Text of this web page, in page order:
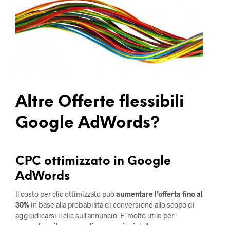
Altre Offerte flessibili
Google AdWords?
CPC ottimizzato in Google
AdWords
Il costo per clic ottimizzato puòaumentare l’offerta fino al
30% in base alla probabilità di conversione allo scopo di
aggiudicarsi il clic sull’annuncio. E’ molto utile per